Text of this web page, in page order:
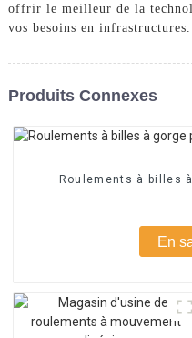
offrir le meilleur de la
vos besoins en infrastructures.
Produits Connexes
Roulements à billes
En